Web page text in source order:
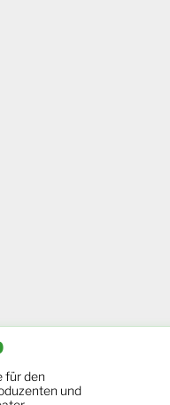
für den
und